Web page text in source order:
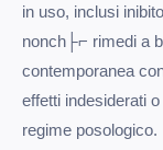
in uso, inclusi
nonch├⌐ rimedi a
contemporanea
effetti indesiderati
regime posologico.